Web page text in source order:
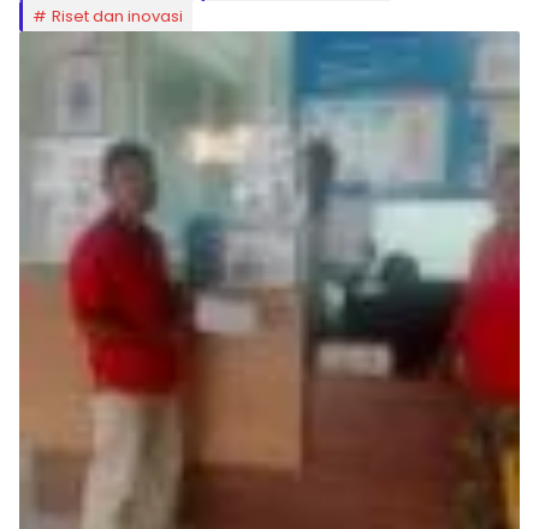
Riset dan inovasi